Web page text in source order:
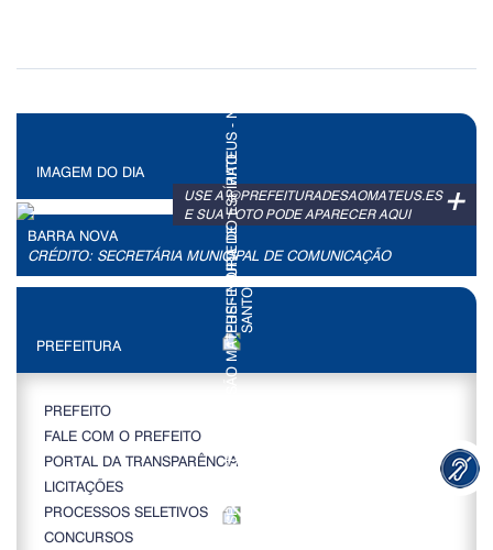
IMAGEM DO DIA
+
USE A @PREFEITURADESAOMATEUS.ES
E SUA FOTO PODE APARECER AQUI
BARRA NOVA
CRÉDITO: SECRETÁRIA MUNICIPAL DE COMUNICAÇÃO
PREFEITURA
PREFEITO
FALE COM O PREFEITO
PORTAL DA TRANSPARÊNCIA
LICITAÇÕES
PROCESSOS SELETIVOS
CONCURSOS